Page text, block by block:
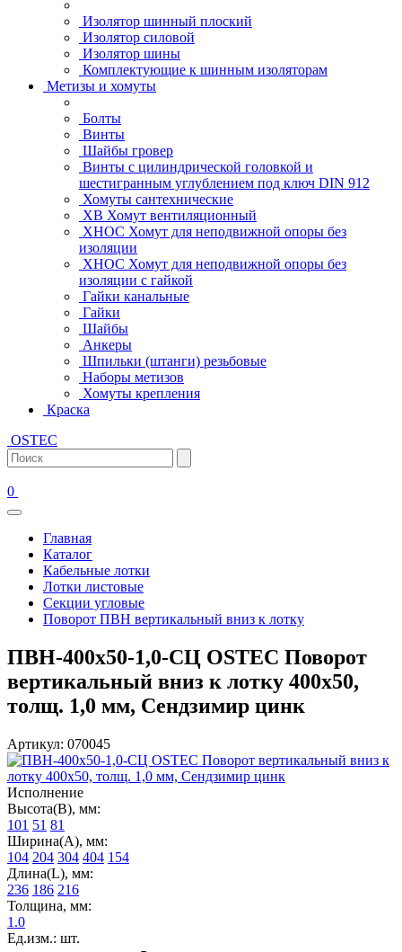
Изолятор шинный плоский
Изолятор силовой
Изолятор шины
Комплектующие к шинным изоляторам
Метизы и хомуты
Болты
Винты
Шайбы гровер
Винты с цилиндрической головкой и
шестигранным углублением под ключ DIN 912
Хомуты сантехнические
ХВ Хомут вентиляционный
ХНОС Хомут для неподвижной опоры без
изоляции
ХНОС Хомут для неподвижной опоры без
изоляции с гайкой
Гайки канальные
Гайки
Шайбы
Анкеры
Шпильки (штанги) резьбовые
Наборы метизов
Хомуты крепления
Краска
OSTEC
0
Главная
Каталог
Кабельные лотки
Лотки листовые
Секции угловые
Поворот ПВН вертикальный вниз к лотку
ПВН-400х50-1,0-СЦ OSTEC Поворот
вертикальный вниз к лотку 400х50,
толщ. 1,0 мм, Сендзимир цинк
Артикул: 070045
Исполнение
Высота(В), мм:
101 51 81
Ширина(А), мм:
104 204 304 404 154
Длина(L), мм:
236 186 216
Толщина, мм:
1.0
Ед.изм.: шт.